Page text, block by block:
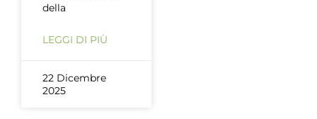
della
LEGGI DI PIÙ
22 Dicembre
2025